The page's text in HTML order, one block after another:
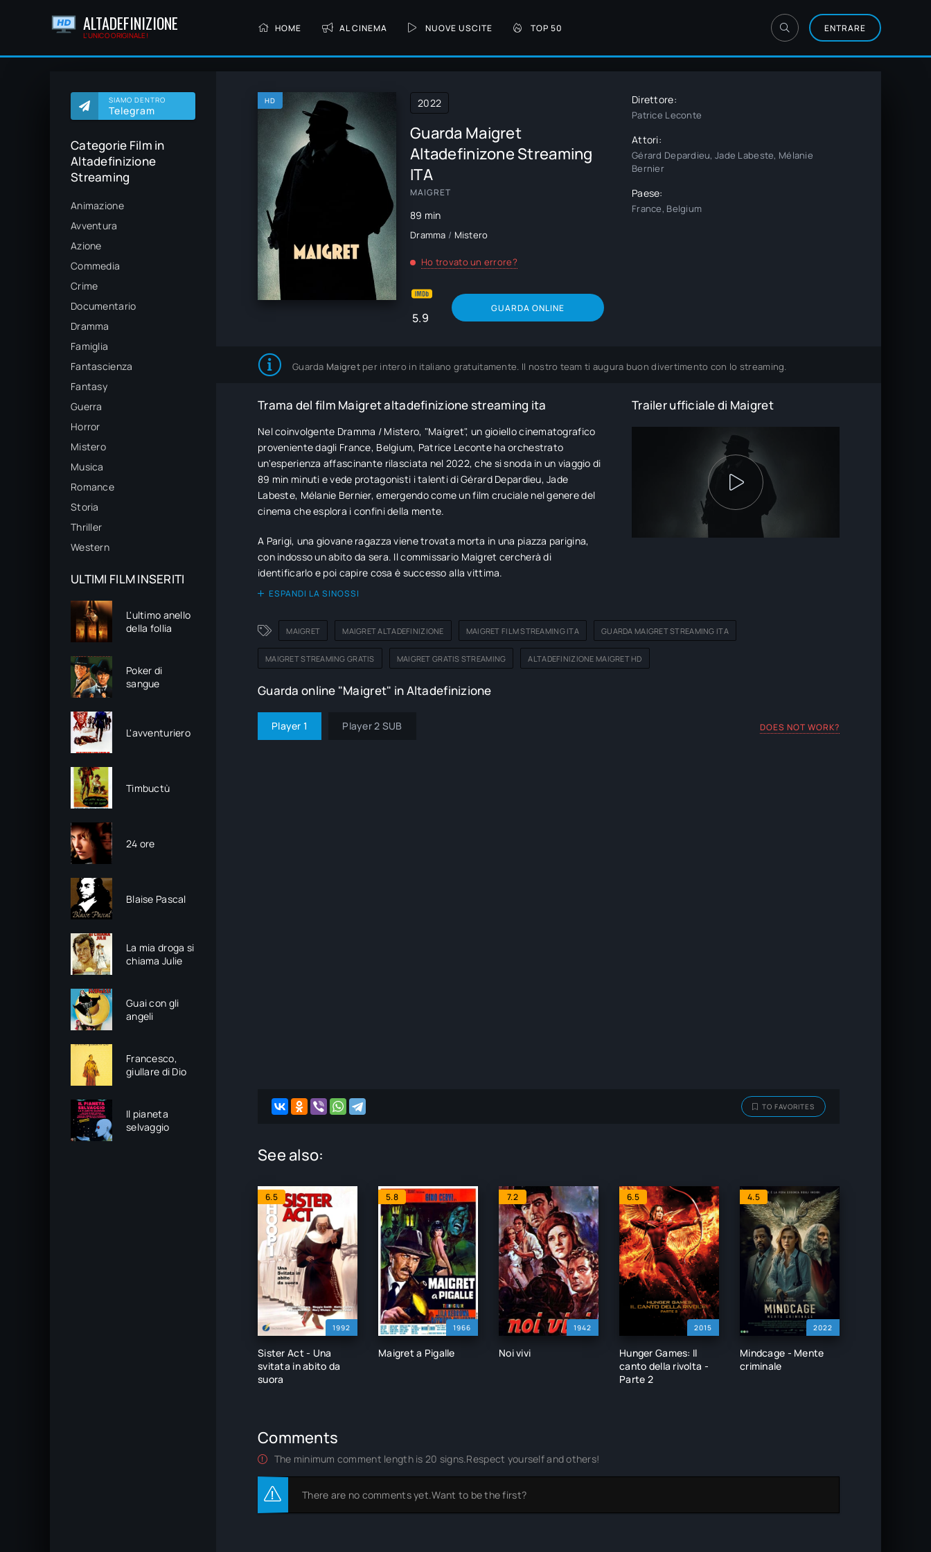
ALTADEFINIZIONE
L'UNICO ORIGINALE!
HOME AL CINEMA NUOVE USCITE TOP 50 ENTRARE
SIAMO DENTRO
Telegram
Categorie Film in
Altadefinizione
Streaming
Animazione
Avventura
Azione
Commedia
Crime
Documentario
Dramma
Famiglia
Fantascienza
Fantasy
Guerra
Horror
Mistero
Musica
Romance
Storia
Thriller
Western
ULTIMI FILM INSERITI
L'ultimo anello
della follia
Poker di
sangue
L'avventuriero
Timbuctù
24 ore
Blaise Pascal
La mia droga si
chiama Julie
Guai con gli
angeli
Francesco,
giullare di Dio
Il pianeta
selvaggio
HD
Guarda Maigret
Altadefinizone Streaming
ITA
MAIGRET
89 min
Dramma / Mistero
2022
Ho trovato un errore?
5.9
GUARDA ONLINE
Direttore:
Patrice Leconte
Attori:
Gérard Depardieu, Jade Labeste, Mélanie
Bernier
Paese:
France, Belgium
Guarda Maigretper intero in italiano gratuitamente. Il nostro team ti augura buon divertimento con lo streaming.
Trama del film Maigret altadefinizione streaming ita
Nel coinvolgente Dramma / Mistero, "Maigret", un gioiello cinematografico
proveniente dagli France, Belgium, Patrice Leconte ha orchestrato
un'esperienza affascinante rilasciata nel 2022, che si snoda in un viaggio di
89 min minuti e vede protagonisti i talenti di Gérard Depardieu, Jade
Labeste, Mélanie Bernier, emergendo come un film cruciale nel genere del
cinema che esplora i confini della mente.
A Parigi, una giovane ragazza viene trovata morta in una piazza parigina,
con indosso un abito da sera. Il commissario Maigret cercherà di
identificarlo e poi capire cosa è successo alla vittima.
ESPANDI LA SINOSSI
Trailer ufficiale di Maigret
MAIGRET MAIGRET ALTADEFINIZIONE MAIGRET FILM STREAMING ITA GUARDA MAIGRET STREAMING ITA
MAIGRET STREAMING GRATIS MAIGRET GRATIS STREAMING ALTADEFINIZIONE MAIGRET HD
Guarda online "Maigret" in Altadefinizione
Player 1 Player 2 SUB DOES NOT WORK?
TO FAVORITES
See also:
1992
6.5
Sister Act - Una
svitata in abito da
suora
1966
5.8
Maigret a Pigalle
1942
7.2
Noi vivi
2015
6.5
Hunger Games: Il
canto della rivolta -
Parte 2
2022
4.5
Mindcage - Mente
criminale
Comments
The minimum comment length is 20 signs.Respect yourself and others!
There are no comments yet.Want to be the first?